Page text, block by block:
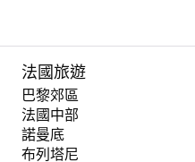
法國旅遊
巴黎郊區
法國中部
諾曼底
布列塔尼